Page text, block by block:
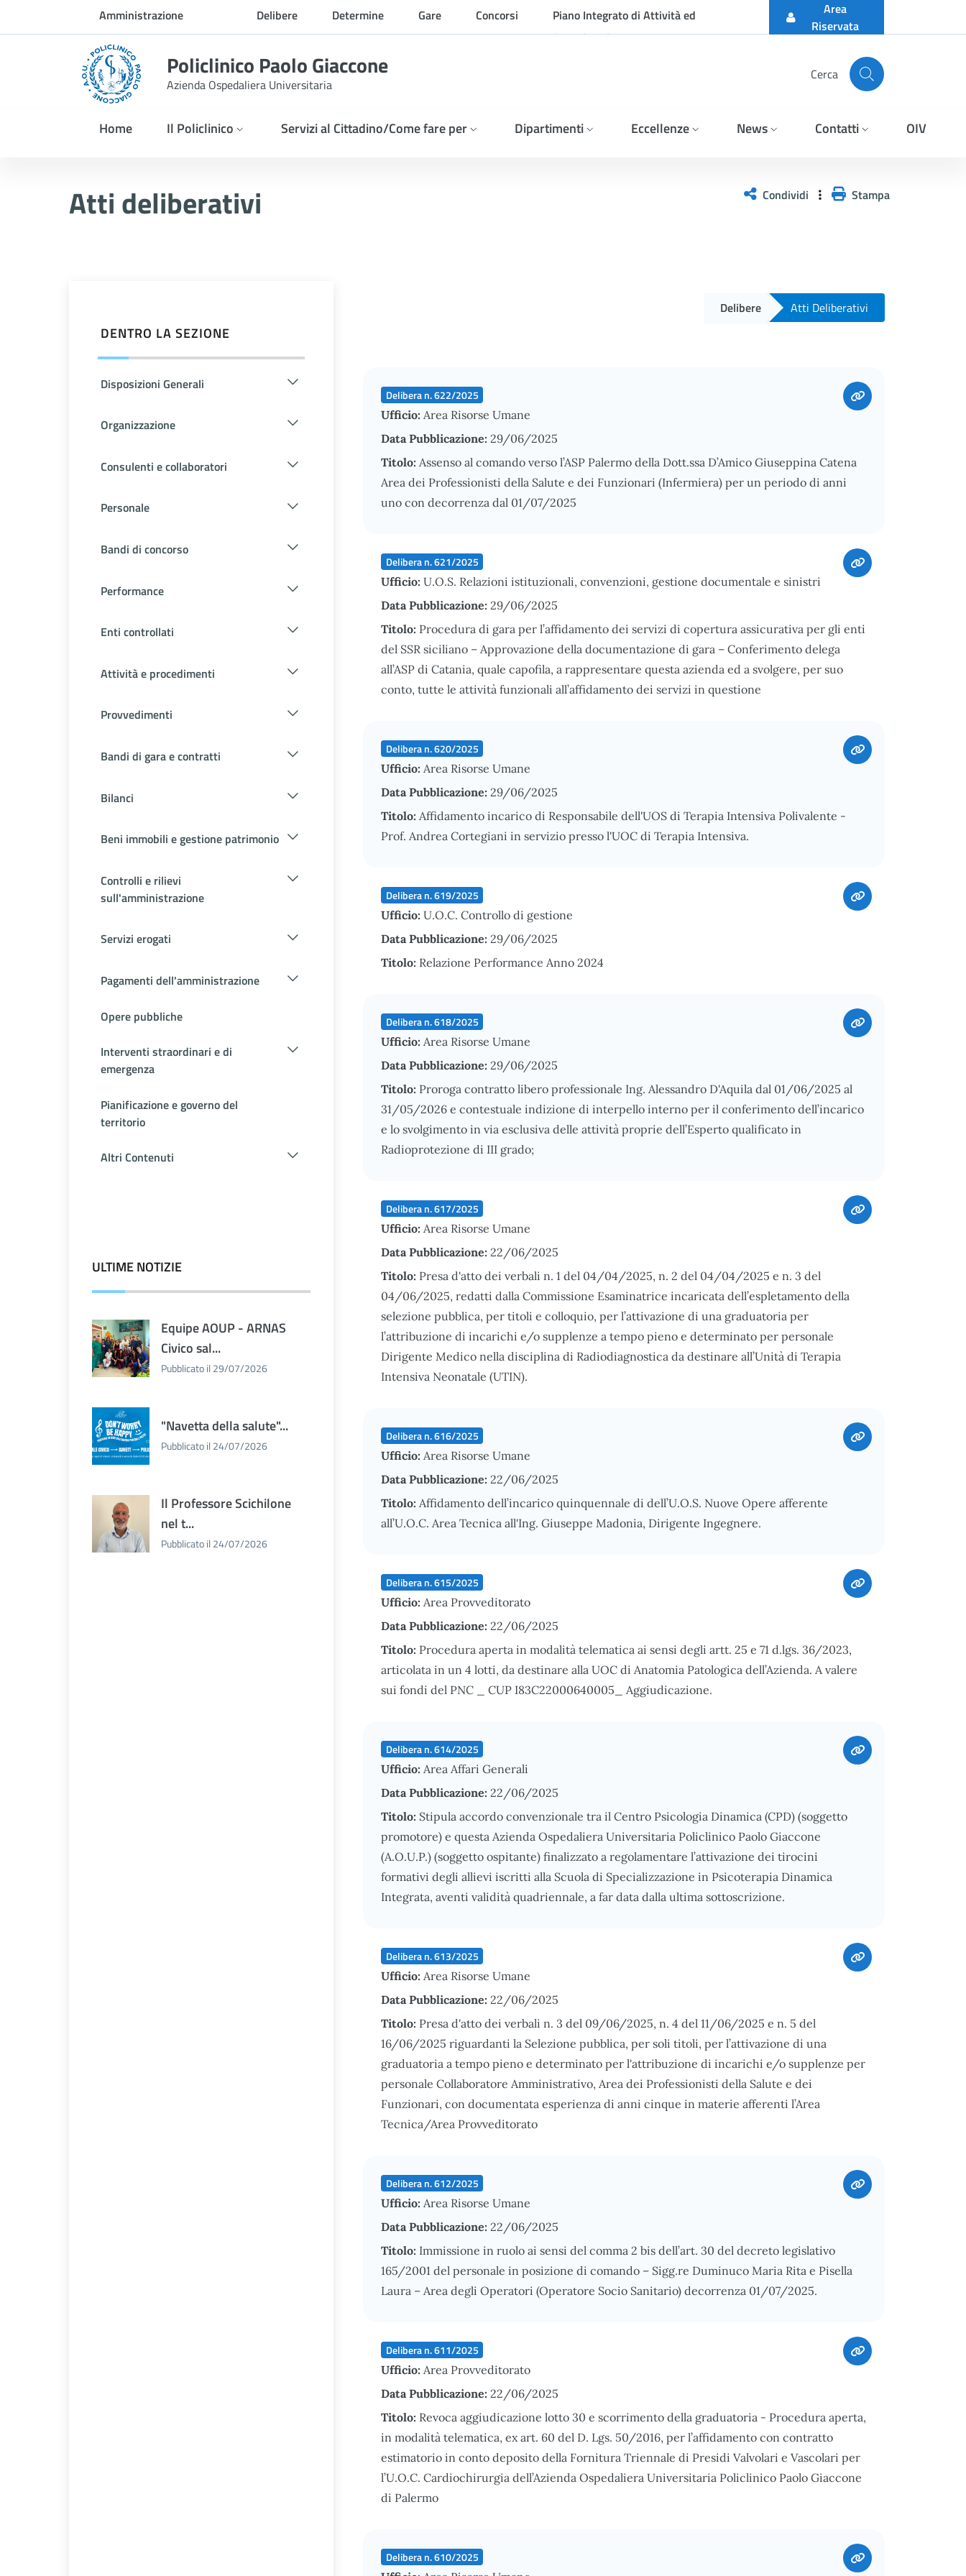
Skip to Main ContentAmministrazione
trasparente
Delibere Determine Gare Concorsi
Piano Integrato di Attività ed
Organizzazione
Area
Riservata
Policlinico Paolo Giaccone
Azienda Ospedaliera Universitaria
Cerca
Home Il Policlinico Servizi al Cittadino/Come fare per Dipartimenti Eccellenze News Contatti OIV
Atti deliberativi Condividi Stampa
DENTRO LA SEZIONE
Disposizioni Generali
Organizzazione
Consulenti e collaboratori
Personale
Bandi di concorso
Performance
Enti controllati
Attività e procedimenti
Provvedimenti
Bandi di gara e contratti
Bilanci
Beni immobili e gestione patrimonio
Controlli e rilievi
sull'amministrazione
Servizi erogati
Pagamenti dell'amministrazione
Opere pubbliche
Interventi straordinari e di
emergenza
Pianificazione e governo del
territorio
Altri Contenuti
ULTIME NOTIZIE
Equipe AOUP - ARNAS
Civico sal...
Pubblicato il 29/07/2026
"Navetta della salute"...
Pubblicato il 24/07/2026
Il Professore Scichilone
nel t...
Pubblicato il 24/07/2026
Delibere Atti Deliberativi
Delibera n. 622/2025
Ufficio: Area Risorse Umane
Data Pubblicazione: 29/06/2025
Titolo: Assenso al comando verso l’ASP Palermo della Dott.ssa D’Amico Giuseppina Catena
Area dei Professionisti della Salute e dei Funzionari (Infermiera) per un periodo di anni
uno con decorrenza dal 01/07/2025
Delibera n. 621/2025
Ufficio: U.O.S. Relazioni istituzionali, convenzioni, gestione documentale e sinistri
Data Pubblicazione: 29/06/2025
Titolo: Procedura di gara per l’affidamento dei servizi di copertura assicurativa per gli enti
del SSR siciliano – Approvazione della documentazione di gara – Conferimento delega
all’ASP di Catania, quale capofila, a rappresentare questa azienda ed a svolgere, per suo
conto, tutte le attività funzionali all’affidamento dei servizi in questione
Delibera n. 620/2025
Ufficio: Area Risorse Umane
Data Pubblicazione: 29/06/2025
Titolo: Affidamento incarico di Responsabile dell'UOS di Terapia Intensiva Polivalente -
Prof. Andrea Cortegiani in servizio presso l'UOC di Terapia Intensiva.
Delibera n. 619/2025
Ufficio: U.O.C. Controllo di gestione
Data Pubblicazione: 29/06/2025
Titolo: Relazione Performance Anno 2024
Delibera n. 618/2025
Ufficio: Area Risorse Umane
Data Pubblicazione: 29/06/2025
Titolo: Proroga contratto libero professionale Ing. Alessandro D'Aquila dal 01/06/2025 al
31/05/2026 e contestuale indizione di interpello interno per il conferimento dell’incarico
e lo svolgimento in via esclusiva delle attività proprie dell’Esperto qualificato in
Radioprotezione di III grado;
Delibera n. 617/2025
Ufficio: Area Risorse Umane
Data Pubblicazione: 22/06/2025
Titolo: Presa d'atto dei verbali n. 1 del 04/04/2025, n. 2 del 04/04/2025 e n. 3 del
04/06/2025, redatti dalla Commissione Esaminatrice incaricata dell’espletamento della
selezione pubblica, per titoli e colloquio, per l’attivazione di una graduatoria per
l’attribuzione di incarichi e/o supplenze a tempo pieno e determinato per personale
Dirigente Medico nella disciplina di Radiodiagnostica da destinare all’Unità di Terapia
Intensiva Neonatale (UTIN).
Delibera n. 616/2025
Ufficio: Area Risorse Umane
Data Pubblicazione: 22/06/2025
Titolo: Affidamento dell’incarico quinquennale di dell’U.O.S. Nuove Opere afferente
all’U.O.C. Area Tecnica all'Ing. Giuseppe Madonia, Dirigente Ingegnere.
Delibera n. 615/2025
Ufficio: Area Provveditorato
Data Pubblicazione: 22/06/2025
Titolo: Procedura aperta in modalità telematica ai sensi degli artt. 25 e 71 d.lgs. 36/2023,
articolata in un 4 lotti, da destinare alla UOC di Anatomia Patologica dell’Azienda. A valere
sui fondi del PNC _ CUP I83C22000640005_ Aggiudicazione.
Delibera n. 614/2025
Ufficio: Area Affari Generali
Data Pubblicazione: 22/06/2025
Titolo: Stipula accordo convenzionale tra il Centro Psicologia Dinamica (CPD) (soggetto
promotore) e questa Azienda Ospedaliera Universitaria Policlinico Paolo Giaccone
(A.O.U.P.) (soggetto ospitante) finalizzato a regolamentare l’attivazione dei tirocini
formativi degli allievi iscritti alla Scuola di Specializzazione in Psicoterapia Dinamica
Integrata, aventi validità quadriennale, a far data dalla ultima sottoscrizione.
Delibera n. 613/2025
Ufficio: Area Risorse Umane
Data Pubblicazione: 22/06/2025
Titolo: Presa d'atto dei verbali n. 3 del 09/06/2025, n. 4 del 11/06/2025 e n. 5 del
16/06/2025 riguardanti la Selezione pubblica, per soli titoli, per l’attivazione di una
graduatoria a tempo pieno e determinato per l'attribuzione di incarichi e/o supplenze per
personale Collaboratore Amministrativo, Area dei Professionisti della Salute e dei
Funzionari, con documentata esperienza di anni cinque in materie afferenti l’Area
Tecnica/Area Provveditorato
Delibera n. 612/2025
Ufficio: Area Risorse Umane
Data Pubblicazione: 22/06/2025
Titolo: Immissione in ruolo ai sensi del comma 2 bis dell’art. 30 del decreto legislativo
165/2001 del personale in posizione di comando – Sigg.re Duminuco Maria Rita e Pisella
Laura – Area degli Operatori (Operatore Socio Sanitario) decorrenza 01/07/2025.
Delibera n. 611/2025
Ufficio: Area Provveditorato
Data Pubblicazione: 22/06/2025
Titolo: Revoca aggiudicazione lotto 30 e scorrimento della graduatoria - Procedura aperta,
in modalità telematica, ex art. 60 del D. Lgs. 50/2016, per l’affidamento con contratto
estimatorio in conto deposito della Fornitura Triennale di Presidi Valvolari e Vascolari per
l’U.O.C. Cardiochirurgia dell’Azienda Ospedaliera Universitaria Policlinico Paolo Giaccone
di Palermo
Delibera n. 610/2025